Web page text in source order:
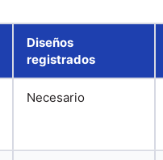
Diseños
registrados
Necesario